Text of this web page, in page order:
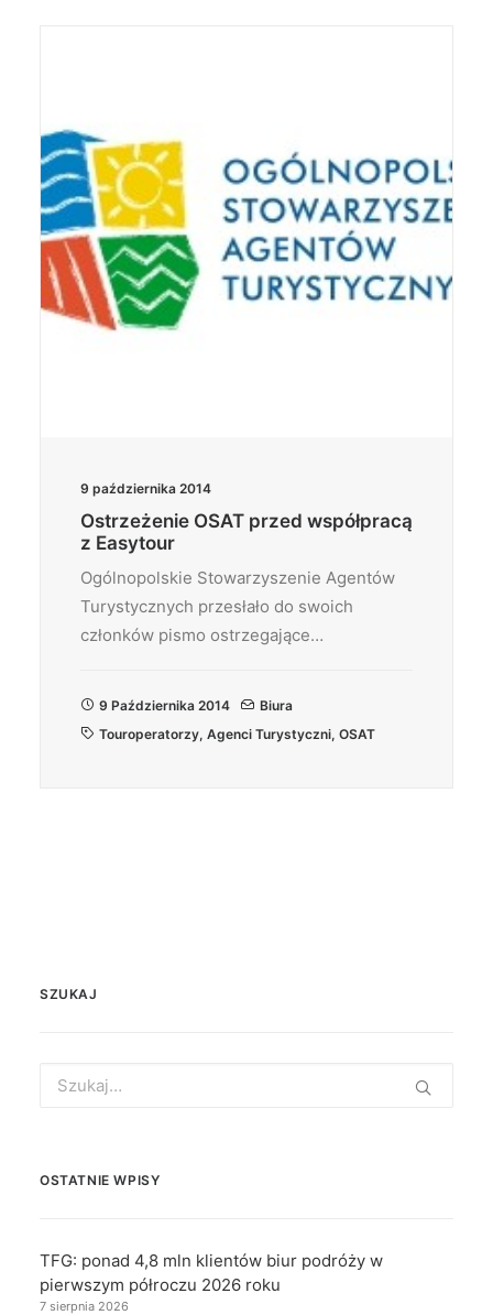
9 października 2014
Ostrzeżenie OSAT przed współpracą
z Easytour
Ogólnopolskie Stowarzyszenie Agentów
Turystycznych przesłało do swoich
członków pismo ostrzegające…
9 Października 2014
Biura
Touroperatorzy, Agenci Turystyczni, OSAT
SZUKAJ
for:
OSTATNIE WPISY
TFG: ponad 4,8 mln klientów biur podróży w
pierwszym półroczu 2026 roku
7 sierpnia 2026